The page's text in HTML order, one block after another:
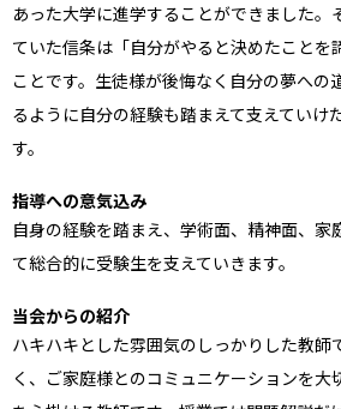
あった大学に進学することができました。
ていた信条は「自分がやると決めたことを
ことです。生徒様が後悔なく自分の夢への
るように自分の経験も踏まえて支えていけ
す。
指導への意気込み
自身の経験を踏まえ、学術面、精神面、家
て総合的に受験生を支えていきます。
当会からの紹介
ハキハキとした雰囲気のしっかりした教師
く、ご家庭様とのコミュニケーションを大